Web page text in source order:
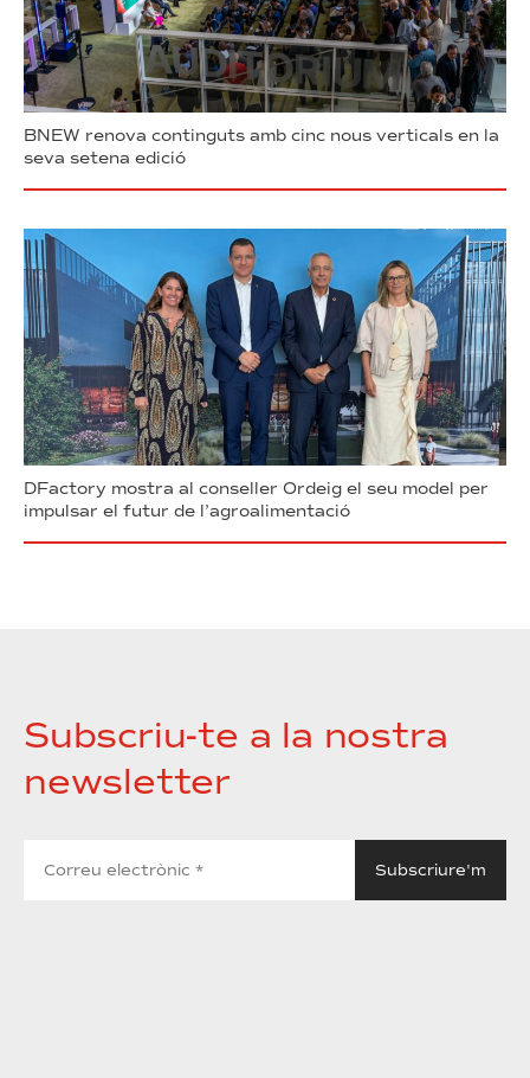
BNEW renova continguts amb cinc nous verticals en la
seva setena edició
DFactory mostra al conseller Ordeig el seu model per
impulsar el futur de l’agroalimentació
Subscriu-te a la nostra
newsletter